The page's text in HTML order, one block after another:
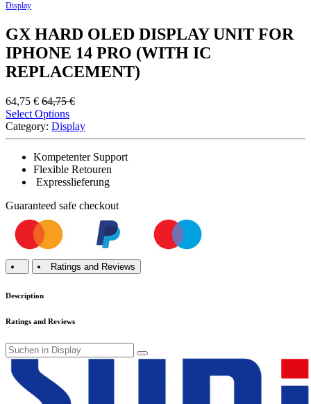
Display
GX HARD OLED DISPLAY UNIT FOR
IPHONE 14 PRO (WITH IC
REPLACEMENT)
64,75 € 64,75€
Select Options
Category: Display
Kompetenter Support
Flexible Retouren
Expresslieferung
Guaranteed safe checkout
Ratings and Reviews
Description
Ratings and Reviews